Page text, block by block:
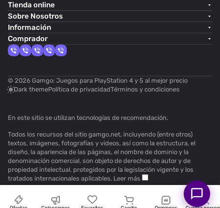
Tienda online
Sobre Nosotros
Información
Comprador
© 2026 Gamgo: Juegos para PlayStation 4 y 5 al mejor precio
Dark themePolítica de privacidadTérminos y condiciones
En este sitio se utilizan tecnologías de recomendación.
Todos los recursos del sitio gamgo.net, incluyendo (entre otros)
textos, imágenes, fotografías y videos, así como la estructura, el
diseño, la apariencia de las páginas, el nombre de dominio y la
denominación comercial, son objeto de derechos de autor y de
propiedad intelectual, protegidos por la legislación vigente y los
tratados internacionales aplicables. Leer más